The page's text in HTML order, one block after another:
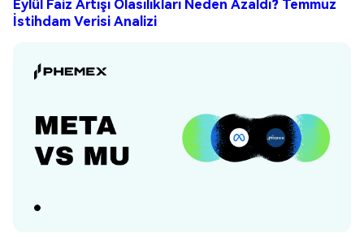
Eylül Faiz Artışı Olasılıkları Neden Azaldı? Temmuz
İstihdam Verisi Analizi